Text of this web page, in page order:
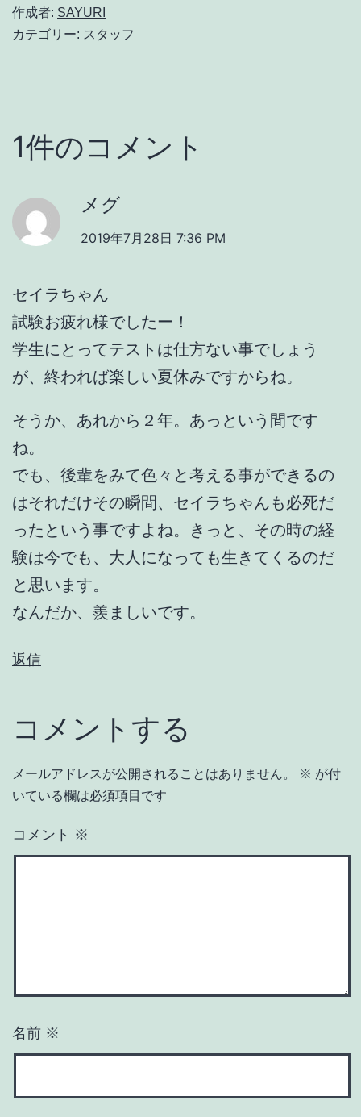
作成者: SAYURI
カテゴリー: スタッフ
1件のコメント
メグ
2019年7月28日 7:36 PM
セイラちゃん
試験お疲れ様でしたー！
学生にとってテストは仕方ない事でしょう
が、終われば楽しい夏休みですからね。
そうか、あれから２年。あっという間です
ね。
でも、後輩をみて色々と考える事ができるの
はそれだけその瞬間、セイラちゃんも必死だ
ったという事ですよね。きっと、その時の経
験は今でも、大人になっても生きてくるのだ
と思います。
なんだか、羨ましいです。
返信
コメントする
メールアドレスが公開されることはありません。 ※ が付
いている欄は必須項目です
コメント ※
名前 ※